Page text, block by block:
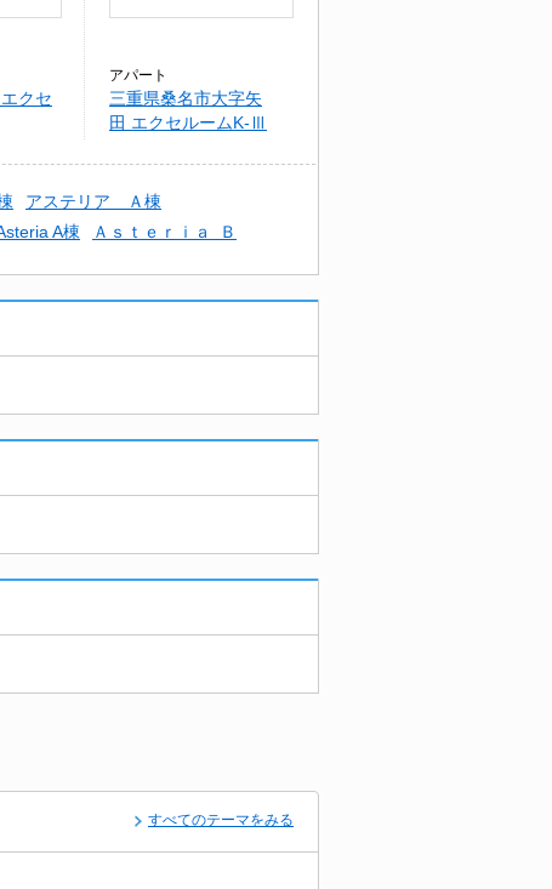
クセ
アパート
三重県桑名市大字矢
田 エクセルームK-Ⅲ
アステリア Ａ棟
A棟 Ａｓｔｅｒｉａ Ｂ
すべてのテーマをみる